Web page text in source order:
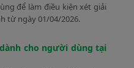
để làm điều kiện xét giải
từ ngày 01/04/2026.
dành cho người dùng tại